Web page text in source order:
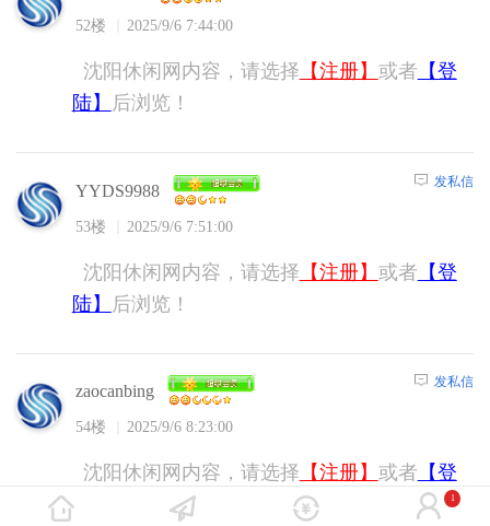
52楼 2025/9/6 7:44:00
沈阳休闲网内容，请选择 【注册】 或者 【登
陆】
后浏览！
YYDS9988
53楼 2025/9/6 7:51:00
发私信
沈阳休闲网内容，请选择 【注册】 或者 【登
陆】
后浏览！
zaocanbing
54楼 2025/9/6 8:23:00
发私信
沈阳休闲网内容，请选择 【注册】 或者 【登
陆】
后浏览！ 1